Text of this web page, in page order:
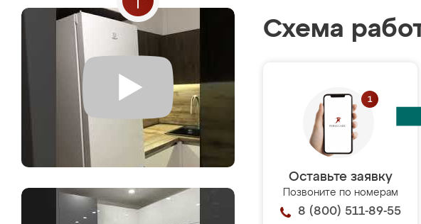
Схема
Оставьте заявку
Позвоните по номерам
8 (800) 511-89-55